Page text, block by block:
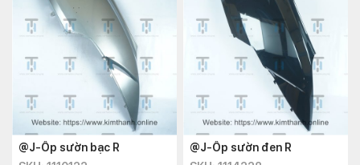
@J-Ốp sườn bạc R
@J-Ốp sườn đen R